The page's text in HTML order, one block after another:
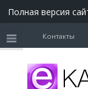
Полная версия
Контакты